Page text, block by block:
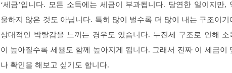
‘세금’입니다. 모든 소득에는 세금이 부과됩니다. 당연한 일이지만,
울하지 않은 것도 아닙니다. 특히 많이 벌수록 더 많이 내는 구조이기
상대적인 박탈감을 느끼는 경우도 있습니다. 누진세 구조로 인해 소
이 높아질수록 세율도 함께 높아지게 됩니다. 그래서 진짜 이 세금이
나 확인을 해보고 싶기도 합니다.